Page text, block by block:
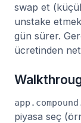
swap et
unstake
gün sürer.
ücretinden
piyasa seç